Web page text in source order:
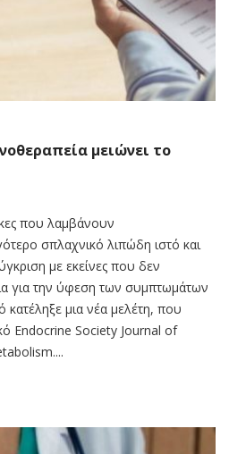
μειώνει το
που λαμβάνουν
σπλαχνικό λιπώδη ιστό και
με εκείνες που δεν
για την ύφεση των συμπτωμάτων
μια νέα μελέτη, που
Endocrine Society Journal of